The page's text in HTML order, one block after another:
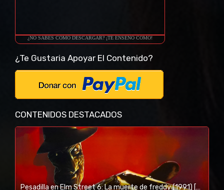
¿NO SABES COMO DESCARGAR? ¡TE ENSEÑO COMO!
¿Te Gustaria Apoyar El Contenido?
CONTENIDOS DESTACADOS
Pesadilla en Elm Street 6: La muerte de freddy (1991) [BR-RIP] [HD-1080p]